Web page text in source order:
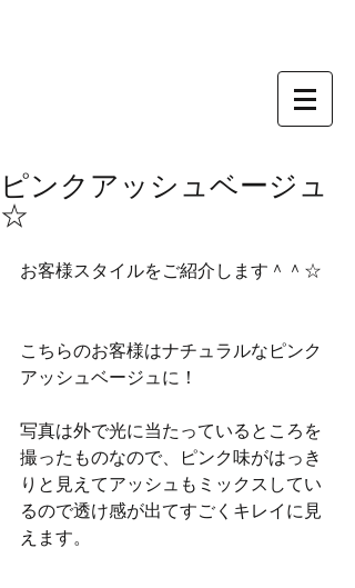
ピンクアッシュベージュ
☆
お客様スタイルをご紹介します＾＾☆
こちらのお客様はナチュラルなピンク
アッシュベージュに！
写真は外で光に当たっているところを
撮ったものなので、ピンク味がはっき
りと見えてアッシュもミックスしてい
るので透け感が出てすごくキレイに見
えます。